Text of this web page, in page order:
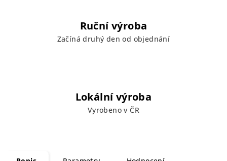
Ruční výroba
Začíná druhý den od objednání
Lokální výroba
Vyrobeno v ČR